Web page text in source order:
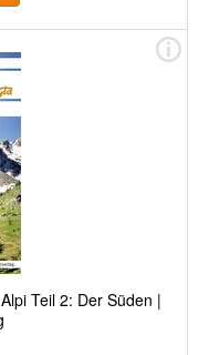
Teil 2: Der Süden |